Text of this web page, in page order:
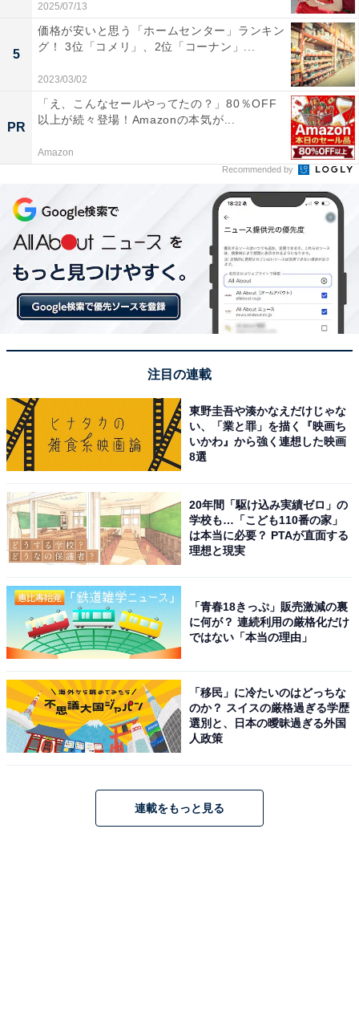
2025/07/13
5
価格が安いと思う「ホームセンター」ランキン
グ！ 3位「コメリ」、2位「コーナン」...
2023/03/02
PR
「え、こんなセールやってたの？」80％OFF
以上が続々登場！Amazonの本気が...
Amazon
Recommended by
注目の連載
東野圭吾や湊かなえだけじゃな
い、「業と罪」を描く『映画ち
いかわ』から強く連想した映画
8選
20年間「駆け込み実績ゼロ」の
学校も…「こども110番の家」
は本当に必要？ PTAが直面する
理想と現実
「青春18きっぷ」販売激減の裏
に何が？ 連続利用の厳格化だけ
ではない「本当の理由」
「移民」に冷たいのはどっちな
のか？ スイスの厳格過ぎる学歴
選別と、日本の曖昧過ぎる外国
人政策
連載をもっと見る